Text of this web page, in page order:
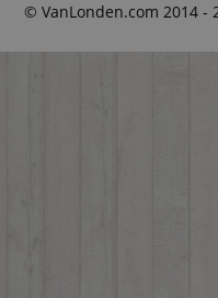
© VanLonden.com 2014 -